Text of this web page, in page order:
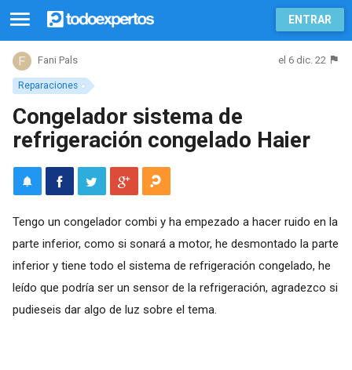
ENTRAR
Reparaciones
Fani Pals el 6 dic. 22
Congelador sistema de
refrigeración congelado Haier
Tengo un congelador combi y ha empezado a hacer ruido en la
parte inferior, como si sonará a motor, he desmontado la parte
inferior y tiene todo el sistema de refrigeración congelado, he
leído que podría ser un sensor de la refrigeración, agradezco si
pudieseis dar algo de luz sobre el tema.